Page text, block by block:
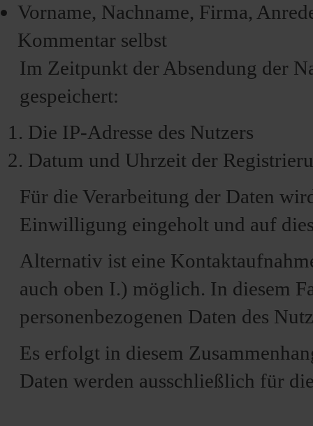
Vorname, Nachname, Firma,
Kommentar selbst
Im Zeitpunkt der Absendung der
gespeichert:
Die IP-Adresse des Nutzers
Datum und Uhrzeit der
Für die Verarbeitung der Daten
Einwilligung eingeholt und auf
Alternativ ist eine
auch oben I.) möglich. In diesem
personenbezogenen Daten des
Es erfolgt in diesem
Daten werden ausschließlich für